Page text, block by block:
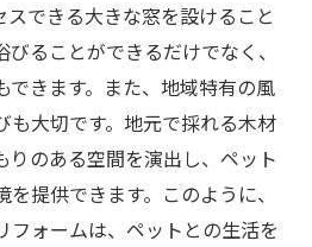
スできる大きな窓を設けること
ることができるだけでなく、
できます。また、地域特有の風
も大切です。地元で採れる木材
りのある空間を演出し、ペット
提供できます。このように、
フォームは、ペットとの生活を